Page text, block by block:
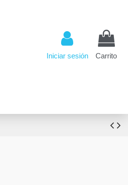
Iniciar sesión Carrito